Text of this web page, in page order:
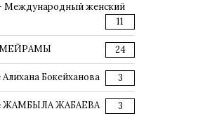
Международный женский
11
24
Алихана Бокейханова 3
ЖАМБЫЛА ЖАБАЕВА 3